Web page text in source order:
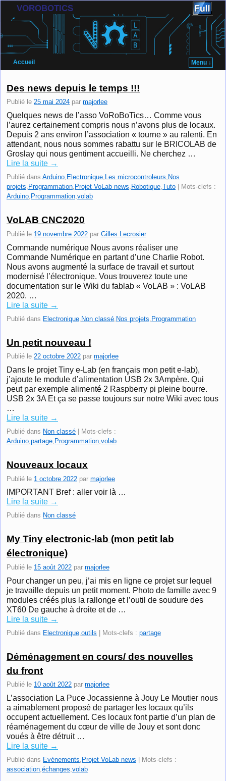
VOROBOTICS
Accueil
Menu ↓
Des news depuis le temps !!!
Publié le 25 mai 2024 par majorlee
Quelques news de l’asso VoRoBoTics… Comme vous
l’aurez certainement compris nous n’avons plus de locaux.
Depuis 2 ans environ l’association « tourne » au ralenti. En
attendant, nous nous sommes rabattu sur le BRICOLAB de
Groslay qui nous gentiment accueilli. Ne cherchez …
Lire la suite →
Publié dans Arduino, Electronique, Les microcontroleurs, Nos
projets, Programmation, Projet VoLab news, Robotique,Tuto
Mots-clefs :
Arduino, Programmation,volab
VoLAB CNC2020
Publié le 19 novembre 2022 par Gilles Lecrosier
Commande numérique Nous avons réaliser une
Commande Numérique en partant d’une Charlie Robot.
Nous avons augmenté la surface de travail et surtout
modernisé l’électronique. Vous trouverez toute une
documentation sur le Wiki du fablab « VoLAB » : VoLAB
2020. …
Lire la suite →
Publié dans Electronique Non classé Nos projets Programmation
Un petit nouveau !
Publié le 22 octobre 2022 par majorlee
Dans le projet Tiny e-Lab (en français mon petit e-lab),
j’ajoute le module d’alimentation USB 2x 3Ampère. Qui
peut par exemple alimenté 2 Raspberry pi pleine bourre.
USB 2x 3A Et ça se passe toujours sur notre Wiki avec tous
…
Lire la suite →
Publié dans Non classé
Mots-clefs :
Arduino,partage, Programmation,volab
Nouveaux locaux
Publié le 1 octobre 2022 par majorlee
IMPORTANT Bref : aller voir là …
Lire la suite →
Publié dans Non classé
My Tiny electronic-lab (mon petit lab
électronique)
Publié le 15 août 2022 par majorlee
Pour changer un peu, j’ai mis en ligne ce projet sur lequel
je travaille depuis un petit moment. Photo de famille avec 9
modules créés plus la rallonge et l’outil de soudure des
XT60 De gauche à droite et de …
Lire la suite →
Publié dans Electronique outils Mots-clefs : partage
Déménagement en cours/ des nouvelles
du front
Publié le 10 août 2022 par majorlee
L’association La Puce Jocassienne à Jouy Le Moutier nous
a aimablement proposé de partager les locaux qu’ils
occupent actuellement. Ces locaux font partie d’un plan de
réaménagement du cœur de ville de Jouy et sont donc
voués à être détruit …
Lire la suite →
Publié dans Evénements, Projet VoLab news
Mots-clefs :
association,échanges,volab